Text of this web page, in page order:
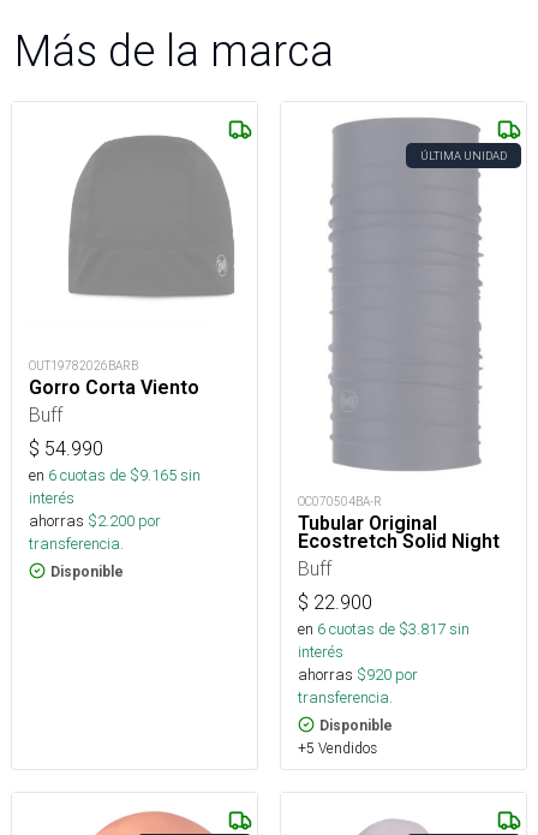
Más de la marca
OUT19782026BARB
Gorro Corta Viento
Buff
$ 54.990
en 6cuotas de $9.165sin
interés
ahorras $2.200 por
transferencia.
Disponible
ÚLTIMA UNIDAD
OC070504BA-R
Tubular Original
Ecostretch Solid Night
Buff
$ 22.900
en 6cuotas de $3.817sin
interés
ahorras $920 por
transferencia.
Disponible
+5 Vendidos